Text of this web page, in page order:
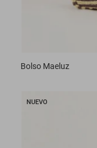
Bolso Maeluz
NUEVO